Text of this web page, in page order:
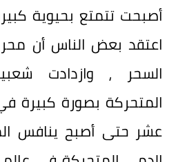
أصبحت تتمتع بحيوية
اعتقد بعض الناس أن
السحر ، وازدادت
المتحركة بصورة كبيرة
عشر حتى أصبح ينافس